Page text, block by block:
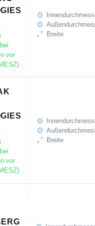
vor
Breite
vor
Breite